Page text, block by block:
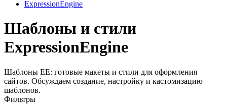
ExpressionEngine
Шаблоны и стили
ExpressionEngine
Шаблоны EE: готовые макеты и стили для оформления
сайтов. Обсуждаем создание, настройку и кастомизацию
шаблонов.
Фильтры